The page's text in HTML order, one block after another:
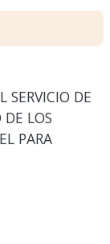
SERVICIO DE
DE LOS
PARA